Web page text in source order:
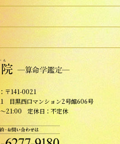
〒141-0021
目黒西口マンション2号館606号
21:00 定休日：不定休